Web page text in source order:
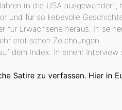
in die USA ausgewandert,
und für so liebevolle
für Erwachsene heraus. In
erotischen Zeichnungen
dem Index. In einem Interview
Satire zu verfassen. Hier in